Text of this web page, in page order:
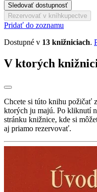
Sledovať dostupnosť
Rezervovať v kníhkupectve
Pridať do zoznamu
Dostupné v 13 knižniciach.
V ktorých
Chcete si túto knihu požičať
ktorých ju majú. Po kliknutí
stránku knižnice, kde si
aj priamo rezervovať.